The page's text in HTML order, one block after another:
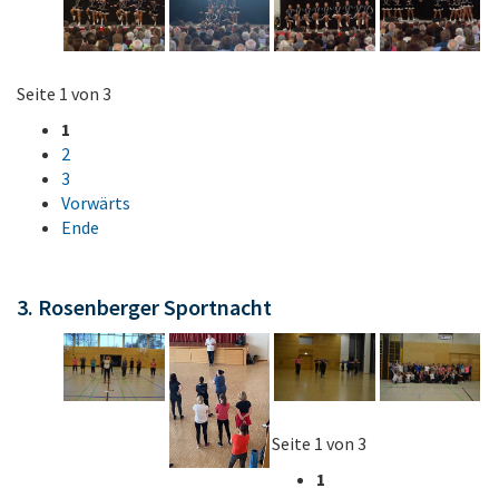
Seite 1 von 3
1
2
3
Vorwärts
Ende
3. Rosenberger Sportnacht
Seite 1 von 3
1